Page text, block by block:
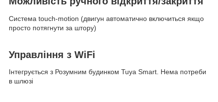
Система touch-motion (двигун автоматично включиться якщо
просто потягнути за штору)
Управління з WiFi
Інтегрується з Розумним будинком Tuya Smart. Нема потреби
в шлюзі